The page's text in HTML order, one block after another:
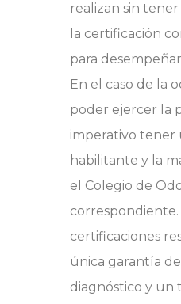
realizan sin
la certificación
para
En el caso de la
poder ejercer la
imperativo tener
habilitante y la
el Colegio de
correspondiente.
certificaciones
única garantía
diagnóstico y un